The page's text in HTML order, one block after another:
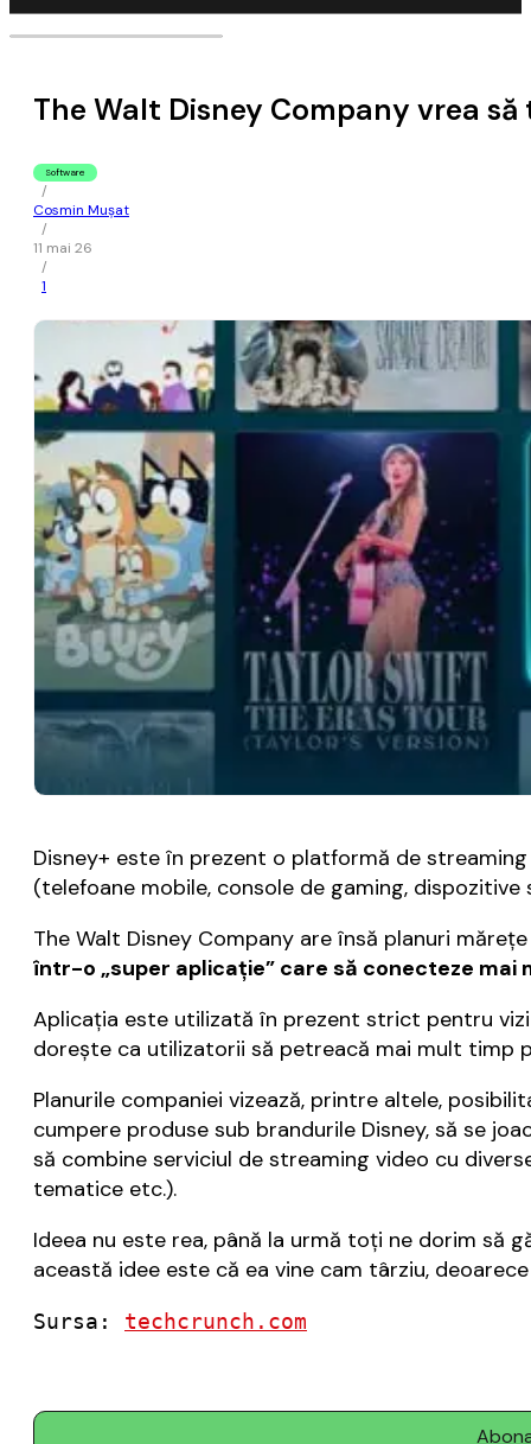
The Walt Disney Company vrea
Software
/
Cosmin Mușat
/
11 mai 26
/
1
Disney+ este în prezent o platformă de
(telefoane mobile, console de gaming,
The Walt Disney Company are însă planuri măreţe
într-o „super aplicaţie” care să conecteze
Aplicaţia este utilizată în prezent strict pentru
doreşte ca utilizatorii să petreacă mai mult timp
Planurile companiei vizează, printre altele,
cumpere produse sub brandurile Disney, să se
să combine serviciul de streaming video cu
tematice etc.).
Ideea nu este rea, până la urmă toţi ne dorim să
această idee este că ea vine cam târziu,
Sursa: techcrunch.com